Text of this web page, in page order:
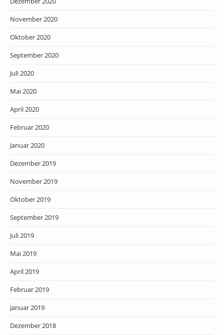
November 2020
Oktober 2020
September 2020
Juli 2020
Mai 2020
April 2020
Februar 2020
Januar 2020
Dezember 2019
November 2019
Oktober 2019
September 2019
Juli 2019
Mai 2019
April 2019
Februar 2019
Januar 2019
Dezember 2018